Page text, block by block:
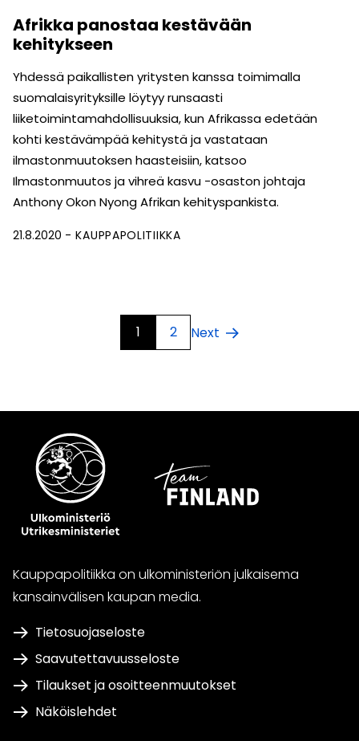
Afrikka panostaa kestävään
kehitykseen
Yhdessä paikallisten yritysten kanssa toimimalla
suomalaisyrityksille löytyy runsaasti
liiketoimintamahdollisuuksia, kun Afrikassa edetään
kohti kestävämpää kehitystä ja vastataan
ilmastonmuutoksen haasteisiin, katsoo
Ilmastonmuutos ja vihreä kasvu -osaston johtaja
Anthony Okon Nyong Afrikan kehityspankista.
21.8.2020 KAUPPAPOLITIIKKA
1 2 Next
Kauppapolitiikka on ulkoministeriön julkaisema
kansainvälisen kaupan media.
Tietosuojaseloste
Saavutettavuusseloste
Tilaukset ja osoitteenmuutokset
Näköislehdet